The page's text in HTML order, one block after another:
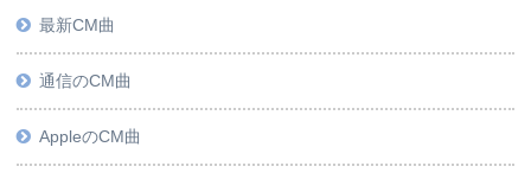
最新CM曲
通信のCM曲
AppleのCM曲